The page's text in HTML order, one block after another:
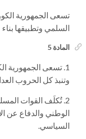
تسعى الجمهورية
السلمي وتطبيقها
المادة 5
تسعى الجمهورية
وتنبذ كل الحروب
تُكلَف القوات
الوطني والدفاع عن
السياسي.